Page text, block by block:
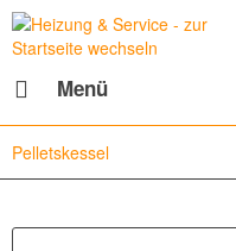
Menü
Pelletskessel